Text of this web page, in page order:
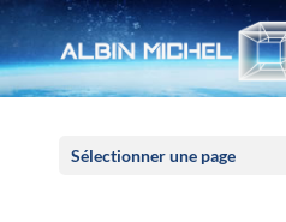
Sélectionner une page
Panneau de gestion des cookies